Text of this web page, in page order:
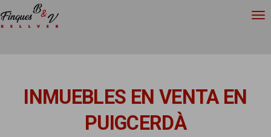
INMUEBLES EN VENTA EN
PUIGCERDÀ